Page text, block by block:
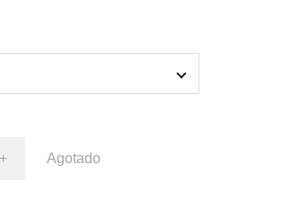
+ Agotado